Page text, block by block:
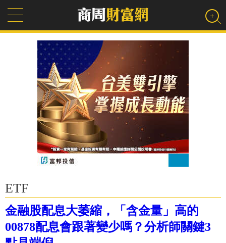
ETF
金融股配息大萎縮，「含金量」高的
00878配息會跟著變少嗎？分析師關鍵3